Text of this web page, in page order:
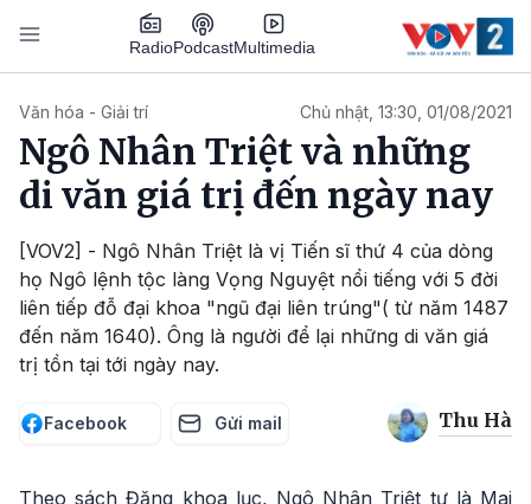
Nhảy đến nội dung
RadioPodcastMultimedia
Văn hóa - Giải trí Chủ nhật, 13:30, 01/08/2021
Ngô Nhân Triệt và những
di văn giá trị đến ngày nay
[VOV2] - Ngô Nhân Triệt là vị Tiến sĩ thứ 4 của dòng
họ Ngô lệnh tộc làng Vọng Nguyệt nổi tiếng với 5 đời
liên tiếp đỗ đại khoa "ngũ đại liên trúng"( từ năm 1487
đến năm 1640). Ông là người để lại những di văn giá
trị tồn tại tới ngày nay.
Facebook Gửi mail Thu Hà
Theo sách Đăng khoa lục, Ngô Nhân Triệt tự là Mai